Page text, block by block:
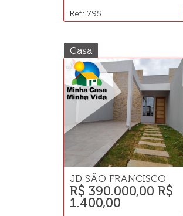
Ref.: 795
Casa
JD SÃO FRANCISCO
R$ 390.000,00 R$
1.400,00